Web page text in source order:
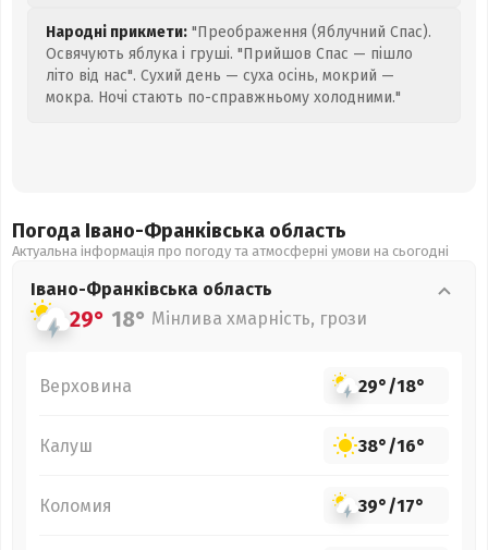
Народні прикмети: "Преображення (Яблучний Спас).
Освячують яблука і груші. "Прийшов Спас — пішло
літо від нас". Сухий день — суха осінь, мокрий —
мокра. Ночі стають по-справжньому холодними."
Погода Івано-Франківська область
Актуальна інформація про погоду та атмосферні умови на сьогодні
Івано-Франківська область
29° 18° Мінлива хмарність, грози
Верховина 29°/18°
Калуш 38°/16°
Коломия 39°/17°